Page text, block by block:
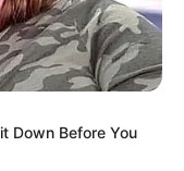
Down Before You